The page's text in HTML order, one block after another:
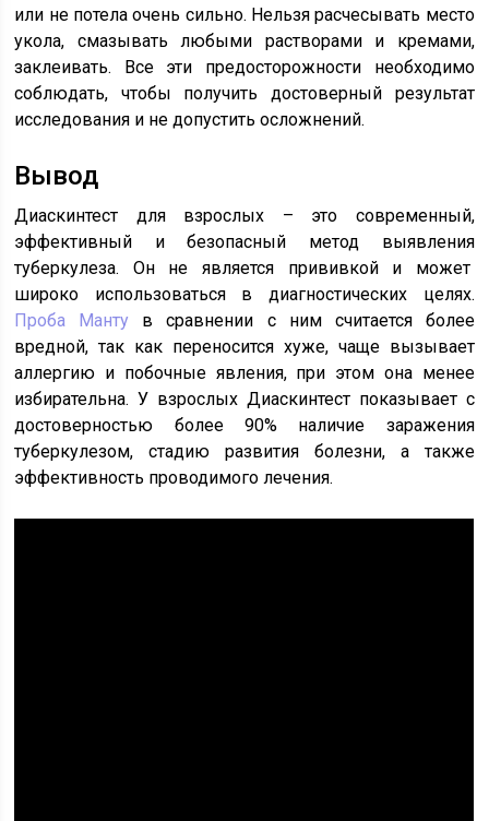
или не потела очень сильно. Нельзя расчесывать место
укола, смазывать любыми растворами и кремами,
заклеивать. Все эти предосторожности необходимо
соблюдать, чтобы получить достоверный результат
исследования и не допустить осложнений.
Вывод
Диаскинтест для взрослых – это современный,
эффективный и безопасный метод выявления
туберкулеза. Он не является прививкой и может
широко использоваться в диагностических целях.
Проба Манту в сравнении с ним считается более
вредной, так как переносится хуже, чаще вызывает
аллергию и побочные явления, при этом она менее
избирательна. У взрослых Диаскинтест показывает с
достоверностью более 90% наличие заражения
туберкулезом, стадию развития болезни, а также
эффективность проводимого лечения.